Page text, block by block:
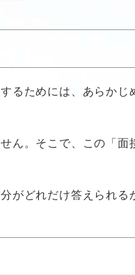
るためには、あらかじ
ん。そこで、この「面
がどれだけ答えられる